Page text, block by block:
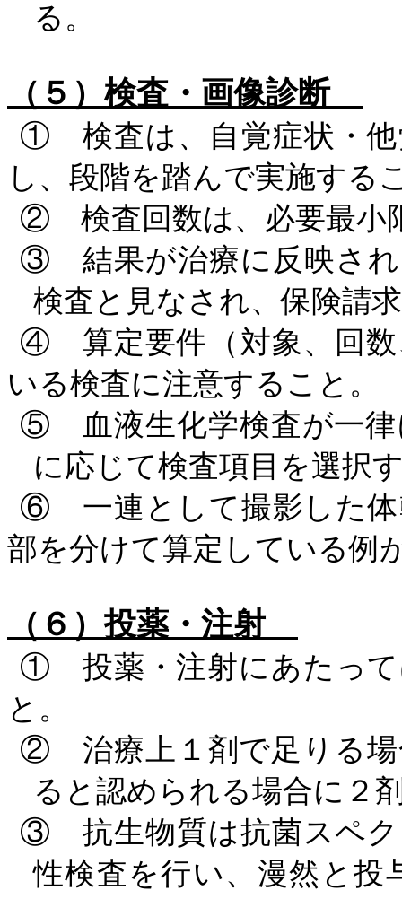
る。
（５）検査・画像診断
① 検査は、自覚症状・他
し、段階を踏んで実施する
② 検査回数は、必要最小
③ 結果が治療に反映され
検査と見なされ、保険請
④ 算定要件（対象、回数
いる検査に注意すること。
⑤ 血液生化学検査が一律
に応じて検査項目を選択
⑥ 一連として撮影した体
部を分けて算定している例
（６）投薬・注射
① 投薬・注射にあたって
と。
② 治療上１剤で足りる場
ると認められる場合に２
③ 抗生物質は抗菌スペク
性検査を行い、漫然と